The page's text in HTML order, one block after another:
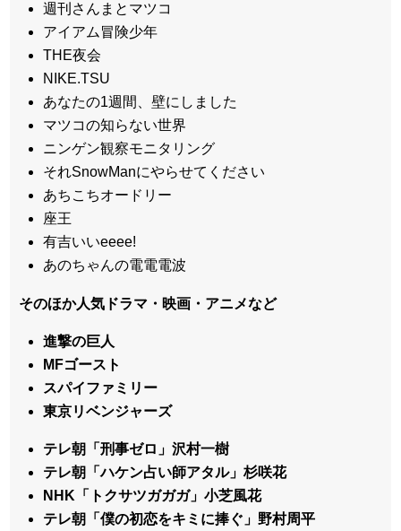
週刊さんまとマツコ
アイアム冒険少年
THE夜会
NIKE.TSU
あなたの1週間、壁にしました
マツコの知らない世界
ニンゲン観察モニタリング
それSnowManにやらせてください
あちこちオードリー
座王
有吉いいeeee!
あのちゃんの電電電波
そのほか人気ドラマ・映画・アニメなど
進撃の巨人
MFゴースト
スパイファミリー
東京リベンジャーズ
テレ朝「刑事ゼロ」沢村一樹
テレ朝「ハケン占い師アタル」杉咲花
NHK「トクサツガガガ」小芝風花
テレ朝「僕の初恋をキミに捧ぐ」野村周平